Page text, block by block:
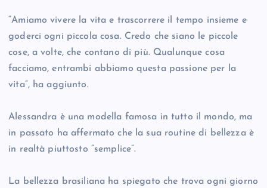
“Amiamo vivere la vita e trascorrere il tempo insieme e
goderci ogni piccola cosa. Credo che siano le piccole
cose, a volte, che contano di più. Qualunque cosa
facciamo, entrambi abbiamo questa passione per la
vita”, ha aggiunto.
Alessandra è una modella famosa in tutto il mondo, ma
in passato ha affermato che la sua routine di bellezza è
in realtà piuttosto “semplice”.
La bellezza brasiliana ha spiegato che trova ogni giorno